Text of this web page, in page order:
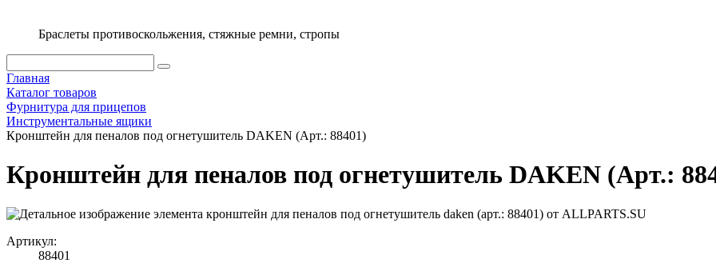
Браслеты противоскольжения, стяжные ремни, стропы
Главная
Каталог товаров
Фурнитура для прицепов
Инструментальные ящики
Кронштейн для пеналов под огнетушитель DAKEN (Арт.: 88401)
Кронштейн для пеналов под огнетушитель DAKEN (Арт.:
Артикул:
88401